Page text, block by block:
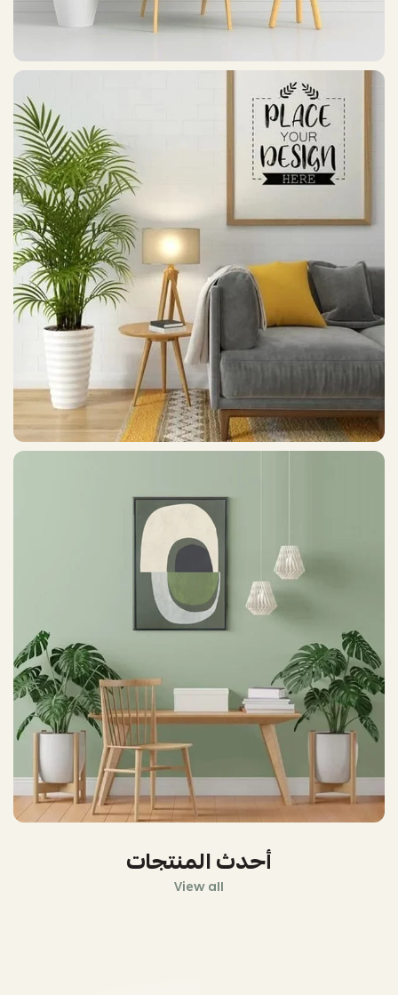
أحدث المنتجات
View all